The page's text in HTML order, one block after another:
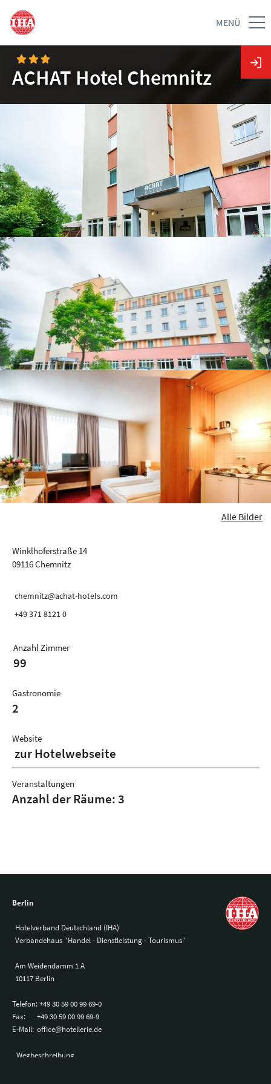
MENÜ
ACHAT Hotel Chemnitz
Alle Bilder
Winklhoferstraße 14
09116 Chemnitz
chemnitz@achat-hotels.com
+49 371 8121 0
Anzahl Zimmer
99
Gastronomie
2
Website
zur Hotelwebseite
Veranstaltungen
Anzahl der Räume: 3
Berlin
Hotelverband Deutschland (IHA)
Verbändehaus "Handel - Dienstleistung - Tourismus"
Am Weidendamm 1 A
10117 Berlin
Telefon:+49 30 59 00 99 69-0
Fax:
+49 30 59 00 99 69-9
E-Mail: office@hotellerie.de
Wegbeschreibung